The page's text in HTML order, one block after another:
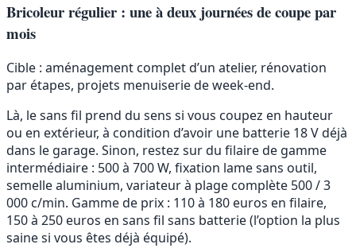
Bricoleur régulier : une à deux journées de coupe par
mois
Cible : aménagement complet d’un atelier, rénovation
par étapes, projets menuiserie de week-end.
Là, le sans fil prend du sens si vous coupez en hauteur
ou en extérieur, à condition d’avoir une batterie 18 V déjà
dans le garage. Sinon, restez sur du filaire de gamme
intermédiaire : 500 à 700 W, fixation lame sans outil,
semelle aluminium, variateur à plage complète 500 / 3
000 c/min. Gamme de prix : 110 à 180 euros en filaire,
150 à 250 euros en sans fil sans batterie (l’option la plus
saine si vous êtes déjà équipé).